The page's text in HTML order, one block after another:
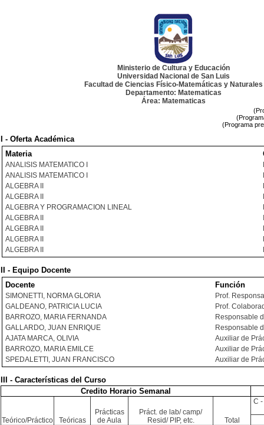
Ministerio de Cultura y Educación
Universidad Nacional de San Luis
Facultad de Ciencias Físico-Matemáticas y Naturales
Departamento: Matematicas
Área: Matematicas
(Programa
I - Oferta Académica
Materia
ANALISIS MATEMATICO I
ANALISIS MATEMATICO I
ALGEBRA II
ALGEBRA II
ALGEBRA Y PROGRAMACION LINEAL
ALGEBRA II
ALGEBRA II
ALGEBRA II
ALGEBRA II
II - Equipo Docente
Docente
Función
SIMONETTI, NORMA GLORIA
Prof.
GALDEANO, PATRICIA LUCIA
Prof.
BARROZO, MARIA FERNANDA
Responsable
GALLARDO, JUAN ENRIQUE
Responsable
AJATA MARCA, OLIVIA
Auxiliar de
BARROZO, MARIA EMILCE
Auxiliar de
SPEDALETTI, JUAN FRANCISCO
Auxiliar de
III - Características del Curso
Credito Horario Semanal
Teórico/Práctico Teóricas
Prácticas
de Aula
Práct. de lab/ camp/
Resid/ PIP, etc.
Total
C